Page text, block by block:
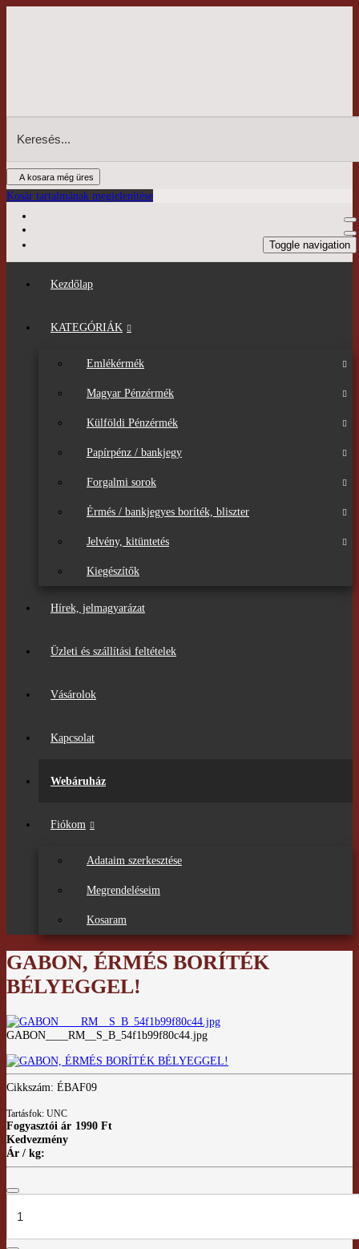
A kosara még üres
Kosár tartalmának megjelenítése
Toggle navigation
Kezdőlap
KATEGÓRIÁK
Emlékérmék
Magyar Pénzérmék
Külföldi Pénzérmék
Papírpénz / bankjegy
Forgalmi sorok
Érmés / bankjegyes boríték, bliszter
Jelvény, kitüntetés
Kiegészítők
Hírek, jelmagyarázat
Üzleti és szállítási feltételek
Vásárolok
Kapcsolat
Webáruház
Fiókom
Adataim szerkesztése
Megrendeléseim
Kosaram
GABON, ÉRMÉS BORÍTÉK
BÉLYEGGEL!
GABON____RM__S_B_54f1b99f80c44.jpg
Cikkszám: ÉBAF09
Tartásfok: UNC
Fogyasztói ár 1990 Ft
Kedvezmény
Ár / kg: